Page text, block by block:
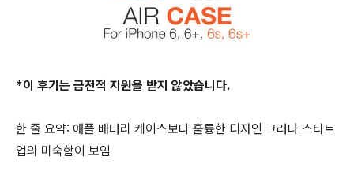
*이 후기는 금전적 지원을 받지 않았습니다.
한 줄 요약: 애플 배터리 케이스보다 훌륭한 디자인 그러나 스타트
업의 미숙함이 보임